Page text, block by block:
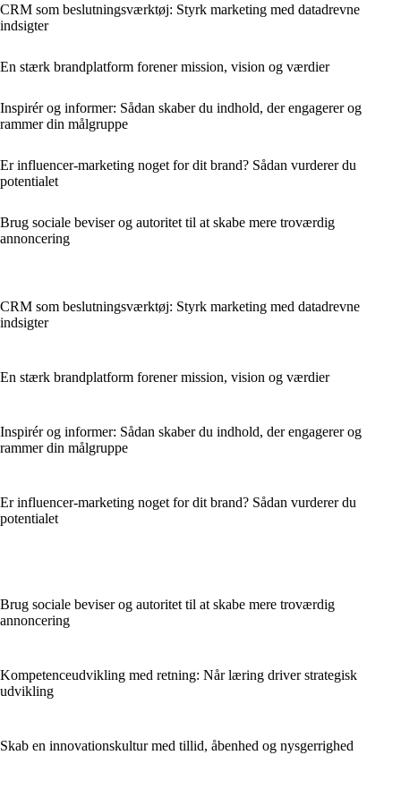
CRM som beslutningsværktøj: Styrk marketing med datadrevne
indsigter
En stærk brandplatform forener mission, vision og værdier
Inspirér og informer: Sådan skaber du indhold, der engagerer og
rammer din målgruppe
Er influencer-marketing noget for dit brand? Sådan vurderer du
potentialet
Brug sociale beviser og autoritet til at skabe mere troværdig
annoncering
CRM som beslutningsværktøj: Styrk marketing med datadrevne
indsigter
En stærk brandplatform forener mission, vision og værdier
Inspirér og informer: Sådan skaber du indhold, der engagerer og
rammer din målgruppe
Er influencer-marketing noget for dit brand? Sådan vurderer du
potentialet
Brug sociale beviser og autoritet til at skabe mere troværdig
annoncering
Kompetenceudvikling med retning: Når læring driver strategisk
udvikling
Skab en innovationskultur med tillid, åbenhed og nysgerrighed